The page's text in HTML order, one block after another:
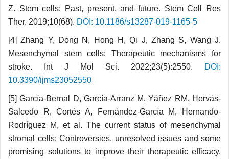
Z. Stem cells: Past, present, and future. Stem Cell Res
Ther. 2019;10(68). DOI: 10.1186/s13287-019-1165-5
[4] Zhang Y, Dong N, Hong H, Qi J, Zhang S, Wang J.
Mesenchymal stem cells: Therapeutic mechanisms for
stroke. Int J Mol Sci. 2022;23(5):2550.
DOI:
10.3390/ijms23052550
[5] García-Bernal D, García-Arranz M, Yáñez RM, Hervás-
Salcedo R, Cortés A, Fernández-García M, Hernando-
Rodríguez M, et al. The current status of mesenchymal
stromal cells: Controversies, unresolved issues and some
promising solutions to improve their therapeutic efficacy.